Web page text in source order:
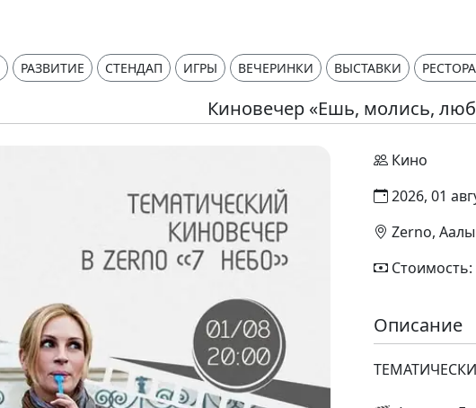
РАЗВИТИЕ СТЕНДАП ИГРЫ ВЕЧЕРИНКИ ВЫСТАВКИ
Киновечер «Ешь, молись,
Кино
2026, 01
Zerno,
Описание